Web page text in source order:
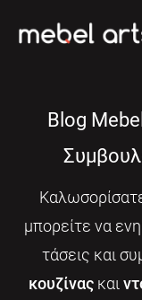
Blog
μπορείτε να
τάσεις και
κουζίναςκαι